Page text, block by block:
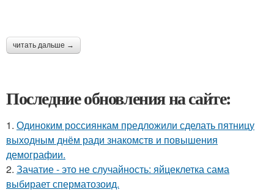
читать дальше →
Последние обновления на сайте:
1. Одиноким россиянкам предложили сделать пятницу
выходным днём ради знакомств и повышения
демографии.
2. Зачатие - это не случайность: яйцеклетка сама
выбирает сперматозоид.